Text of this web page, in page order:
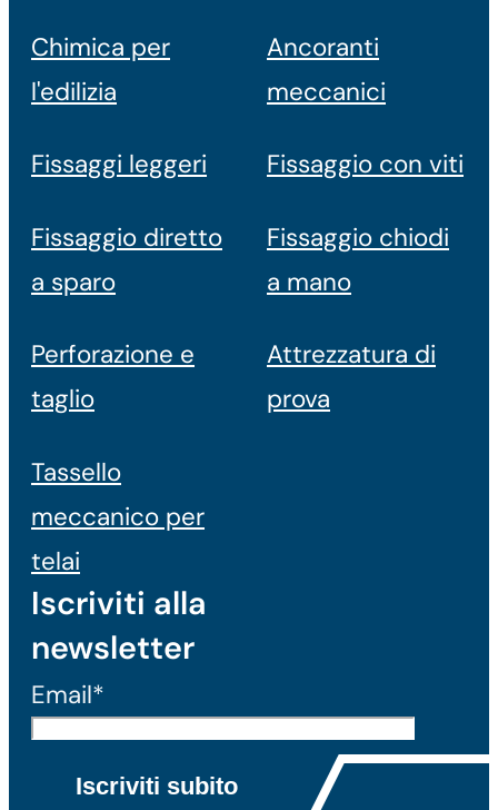
Chimica per
l'edilizia
Ancoranti
meccanici
Fissaggi leggeri Fissaggio con viti
Fissaggio diretto
a sparo
Fissaggio chiodi
a mano
Perforazione e
taglio
Attrezzatura di
prova
Tassello
meccanico per
telai
Iscriviti alla
newsletter
Email*